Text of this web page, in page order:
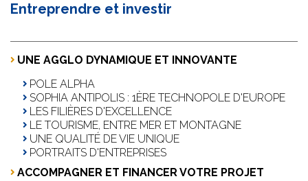
Entreprendre et investir
UNE AGGLO DYNAMIQUE ET INNOVANTE
POLE ALPHA
SOPHIA ANTIPOLIS : 1ÈRE TECHNOPOLE D'EUROPE
LES FILIÈRES D'EXCELLENCE
LE TOURISME, ENTRE MER ET MONTAGNE
UNE QUALITÉ DE VIE UNIQUE
PORTRAITS D'ENTREPRISES
ACCOMPAGNER ET FINANCER VOTRE PROJET